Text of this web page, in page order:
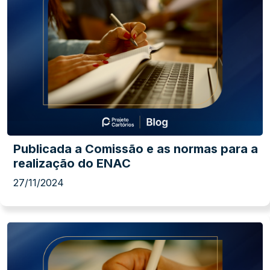
Publicada a Comissão e as normas para a
realização do ENAC
27/11/2024